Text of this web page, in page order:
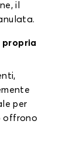
il
propria
per
offrono